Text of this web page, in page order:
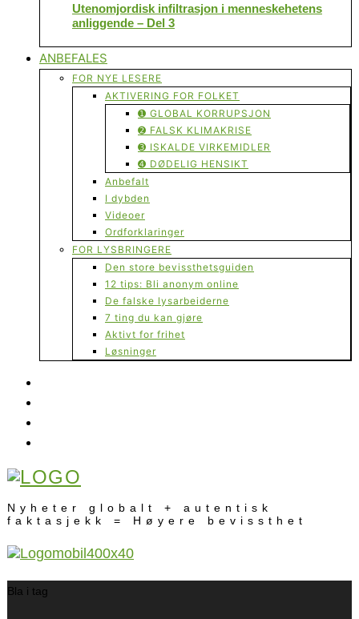
Utenomjordisk infiltrasjon i menneskehetens
anliggende – Del 3
ANBEFALES
FOR NYE LESERE
AKTIVERING FOR FOLKET
➊ GLOBAL KORRUPSJON
➋ FALSK KLIMAKRISE
➌ ISKALDE VIRKEMIDLER
➍ DØDELIG HENSIKT
Anbefalt
I dybden
Videoer
Ordforklaringer
FOR LYSBRINGERE
Den store bevissthetsguiden
12 tips: Bli anonym online
De falske lysarbeiderne
7 ting du kan gjøre
Aktivt for frihet
Løsninger
Nyheter globalt + autentisk
faktasjekk = Høyere bevissthet
Bla i tag